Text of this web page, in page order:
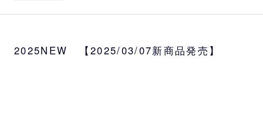
す♪
2025NEW 【2025/03/07新商品発売】